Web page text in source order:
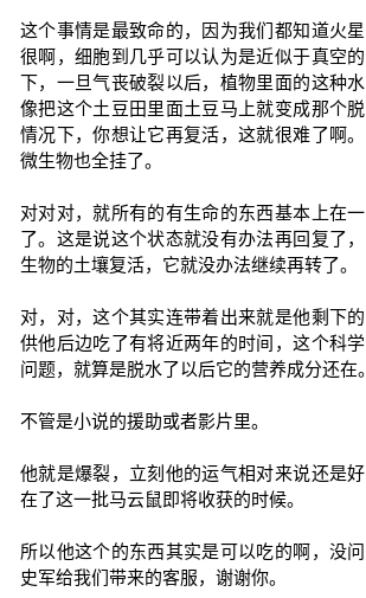
这个事情是最致命的，因为我们都知道火
很啊，细胞到几乎可以认为是近似于真空
下，一旦气丧破裂以后，植物里面的这种
像把这个土豆田里面土豆马上就变成那个
情况下，你想让它再复活，这就很难了啊
微生物也全挂了。
对对对，就所有的有生命的东西基本上在
了。这是说这个状态就没有办法再回复了
生物的土壤复活，它就没办法继续再转了。
对，对，这个其实连带着出来就是他剩下
供他后边吃了有将近两年的时间，这个科
问题，就算是脱水了以后它的营养成分还在。
不管是小说的援助或者影片里。
他就是爆裂，立刻他的运气相对来说还是
在了这一批马云鼠即将收获的时候。
所以他这个的东西其实是可以吃的啊，没
史军给我们带来的客服，谢谢你。